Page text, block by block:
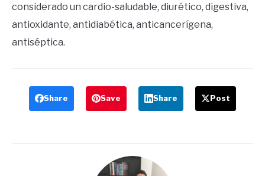
considerado un cardio-saludable, diurético, digestiva,
antioxidante, antidiabética, anticancerígena,
antiséptica.
Share Save Share Post